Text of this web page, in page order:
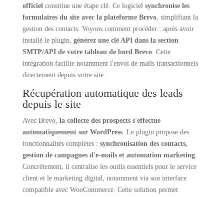
officielconstitue une étape clé. Ce logiciel synchronise les
formulaires du site avec la plateforme Brevo, simplifiant la
gestion des contacts. Voyons comment procéder : après avoir
installé le plugin, générez une clé API dans la section
SMTP/API de votre tableau de bord Brevo. Cette
intégration facilite notamment l'envoi de mails transactionnels
directement depuis votre site.
Récupération automatique des leads
depuis le site
Avec Brevo, la collecte des prospects s'effectue
automatiquement sur WordPress. Le plugin propose des
fonctionnalités complètes : synchronisation des contacts,
gestion de campagnes d'e-mails et automation marketing.
Concrètement, il centralise les outils essentiels pour le service
client et le marketing digital, notamment via son interface
compatible avec WooCommerce. Cette solution permet